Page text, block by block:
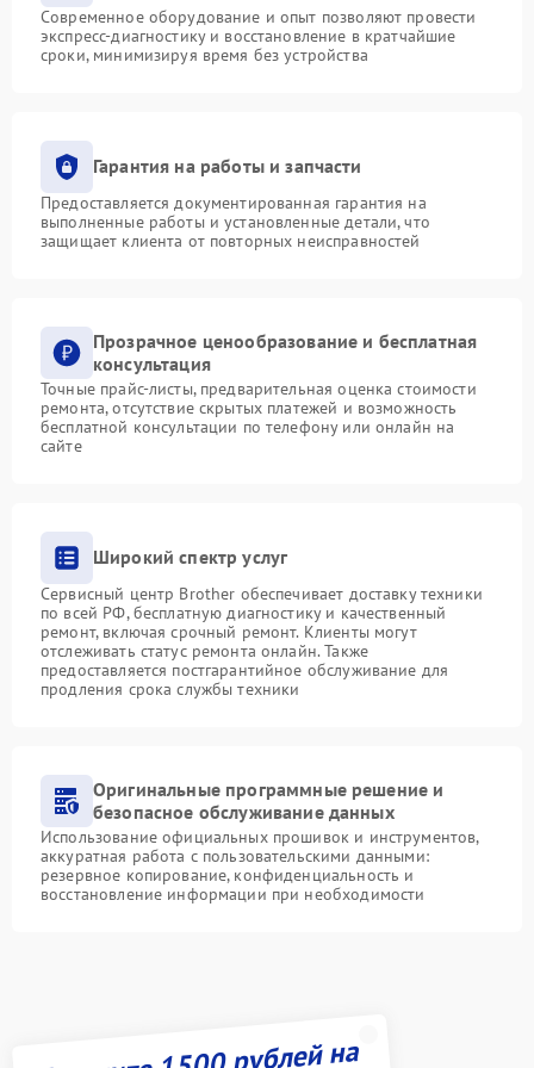
Современное оборудование и опыт позволяют провести
экспресс-диагностику и восстановление в кратчайшие
сроки, минимизируя время без устройства
Гарантия на работы и запчасти
Предоставляется документированная гарантия на
выполненные работы и установленные детали, что
защищает клиента от повторных неисправностей
Прозрачное ценообразование и бесплатная
консультация
Точные прайс-листы, предварительная оценка стоимости
ремонта, отсутствие скрытых платежей и возможность
бесплатной консультации по телефону или онлайн на
сайте
Широкий спектр услуг
Сервисный центр Brother обеспечивает доставку техники
по всей РФ, бесплатную диагностику и качественный
ремонт, включая срочный ремонт. Клиенты могут
отслеживать статус ремонта онлайн. Также
предоставляется постгарантийное обслуживание для
продления срока службы техники
Оригинальные программные решение и
безопасное обслуживание данных
Использование официальных прошивок и инструментов,
аккуратная работа с пользовательскими данными:
резервное копирование, конфиденциальность и
восстановление информации при необходимости